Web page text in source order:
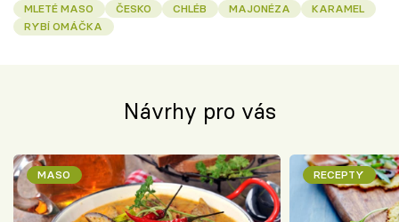
MLETÉ MASO
ČESKO CHLÉB MAJONÉZA
KARAMEL
RYBÍ OMÁČKA
Návrhy pro vás
MASO RECEPTY